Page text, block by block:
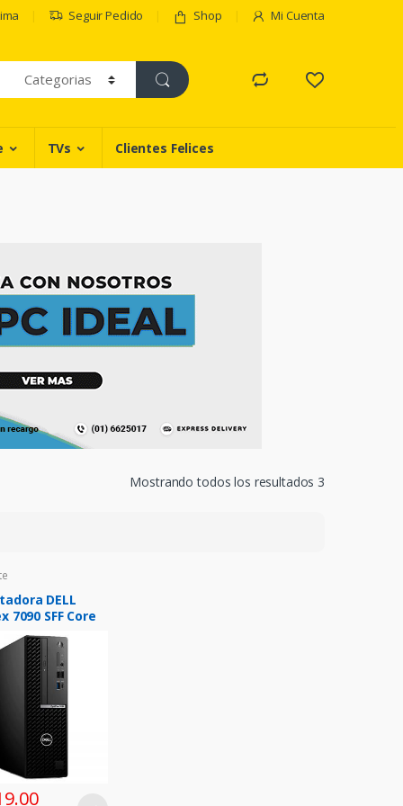
Seguir Pedido Shop Mi Cuenta
TVs Clientes Felices
Mostrando todos los resultados 3
DELL
7090 SFF Core
3.2/4.6GHz 8GB
SATA 3.5″